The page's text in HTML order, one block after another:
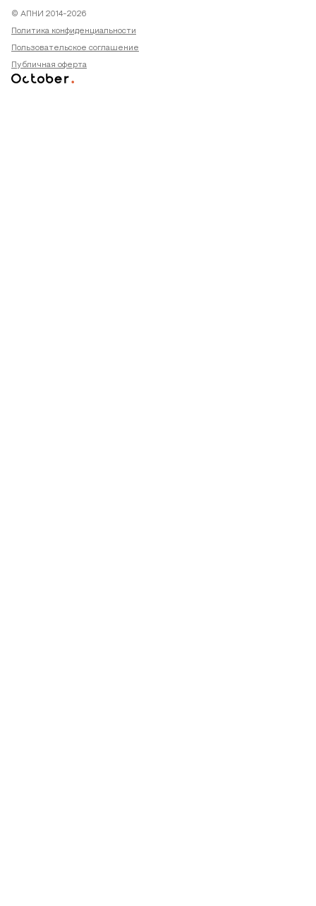
© АПНИ 2014-2026
Политика конфиденциальности
Пользовательское соглашение
Публичная оферта